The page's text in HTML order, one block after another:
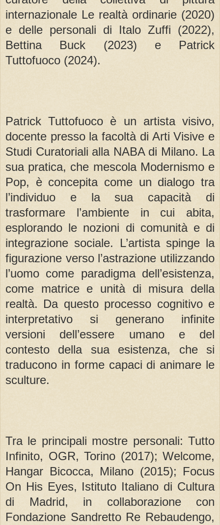
internazionale Le realtà ordinarie (2020)
e delle personali di Italo Zuffi (2022),
Bettina Buck (2023) e Patrick
Tuttofuoco (2024).
Patrick Tuttofuoco è un artista visivo,
docente presso la facoltà di Arti Visive e
Studi Curatoriali alla NABA di Milano. La
sua pratica, che mescola Modernismo e
Pop, è concepita come un dialogo tra
l’individuo e la sua capacità di
trasformare l’ambiente in cui abita,
esplorando le nozioni di comunità e di
integrazione sociale. L’artista spinge la
figurazione verso l’astrazione utilizzando
l’uomo come paradigma dell’esistenza,
come matrice e unità di misura della
realtà. Da questo processo cognitivo e
interpretativo si generano infinite
versioni dell’essere umano e del
contesto della sua esistenza, che si
traducono in forme capaci di animare le
sculture.
Tra le principali mostre personali: Tutto
Infinito, OGR, Torino (2017); Welcome,
Hangar Bicocca, Milano (2015); Focus
On His Eyes, Istituto Italiano di Cultura
di Madrid, in collaborazione con
Fondazione Sandretto Re Rebaudengo,